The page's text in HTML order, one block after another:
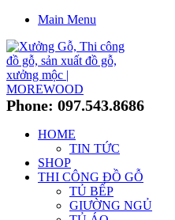
Main Menu
Phone: 097.543.8686
HOME
TIN TỨC
SHOP
THI CÔNG ĐỒ GỖ
TỦ BẾP
GIƯỜNG NGỦ